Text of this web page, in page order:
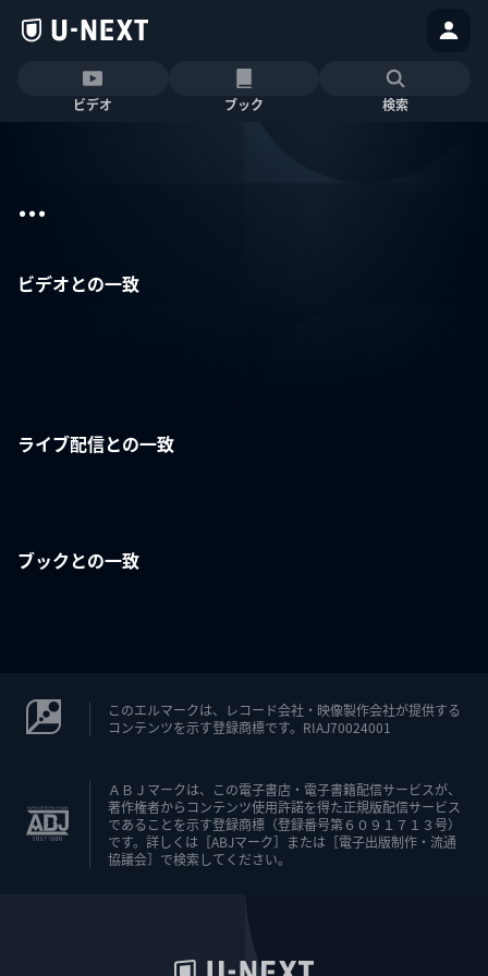
ビデオ ブック 検索
...
ビデオとの一致
ライブ配信との一致
ブックとの一致
このエルマークは、レコード会社・映像製作会社が提供する
コンテンツを示す登録商標です。RIAJ70024001
ＡＢＪマークは、この電子書店・電子書籍配信サービスが、
著作権者からコンテンツ使用許諾を得た正規版配信サービス
であることを示す登録商標（登録番号第６０９１７１３号）
です。詳しくは［ABJマーク］または［電子出版制作・流通
協議会］で検索してください。